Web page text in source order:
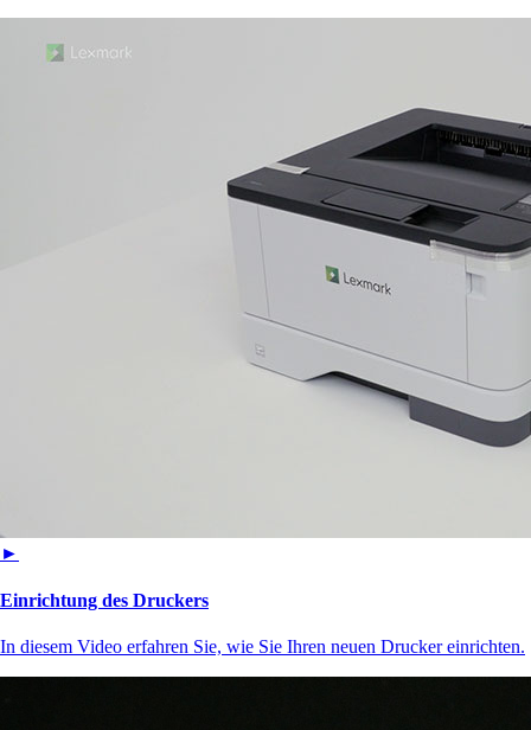
►
Einrichtung des Druckers
In diesem Video erfahren Sie, wie Sie Ihren neuen Drucker einrichten.